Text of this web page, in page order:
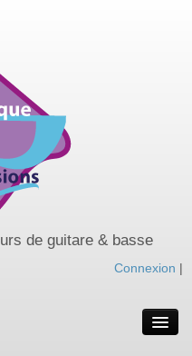
de guitare & basse
Connexion |